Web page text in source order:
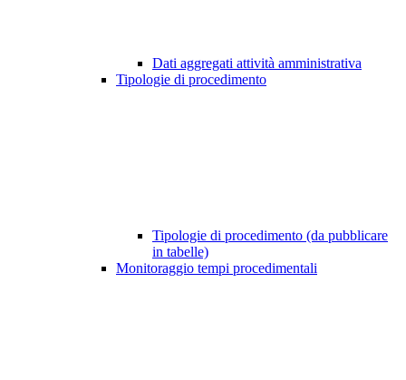
Dati aggregati attività amministrativa
Tipologie di procedimento
Tipologie di procedimento (da pubblicare
in tabelle)
Monitoraggio tempi procedimentali